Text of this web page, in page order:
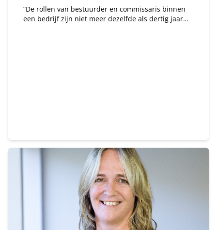
“De rollen van bestuurder en commissaris binnen
een bedrijf zijn niet meer dezelfde als dertig jaar